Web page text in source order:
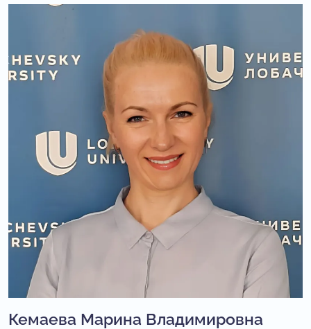
Кемаева Марина Владимировна